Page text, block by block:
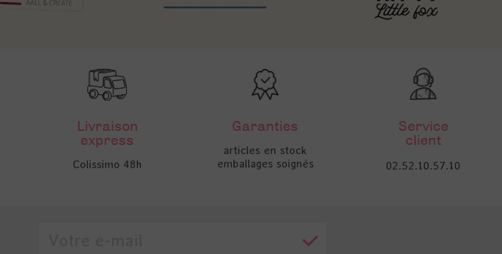
Livraison
express
Colissimo 48h
Garanties
articles en stock
emballages soignés
Service
client
02.52.10.57.10